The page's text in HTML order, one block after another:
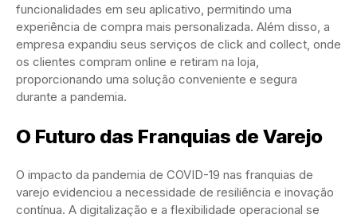
funcionalidades em seu aplicativo, permitindo uma
experiência de compra mais personalizada. Além disso, a
empresa expandiu seus serviços de click and collect, onde
os clientes compram online e retiram na loja,
proporcionando uma solução conveniente e segura
durante a pandemia.
O Futuro das Franquias de Varejo
O impacto da pandemia de COVID-19 nas franquias de
varejo evidenciou a necessidade de resiliência e inovação
contínua. A digitalização e a flexibilidade operacional se